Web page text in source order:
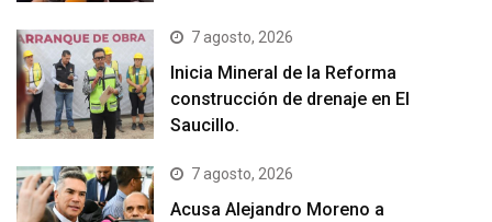
7 agosto, 2026
Inicia Mineral de la Reforma
construcción de drenaje en El
Saucillo.
7 agosto, 2026
Acusa Alejandro Moreno a